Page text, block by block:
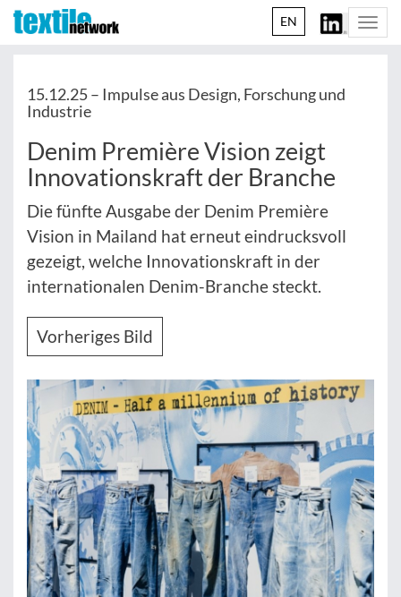
EN
15.12.25 – Impulse aus Design, Forschung und
Industrie
Denim Première Vision zeigt
Innovationskraft der Branche
Die fünfte Ausgabe der Denim Première
Vision in Mailand hat erneut eindrucksvoll
gezeigt, welche Innovationskraft in der
internationalen Denim-Branche steckt.
Vorheriges Bild